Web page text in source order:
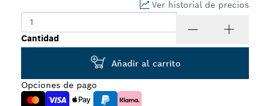
Ver historial de precios
Cantidad
Añadir al carrito
Opciones de pago